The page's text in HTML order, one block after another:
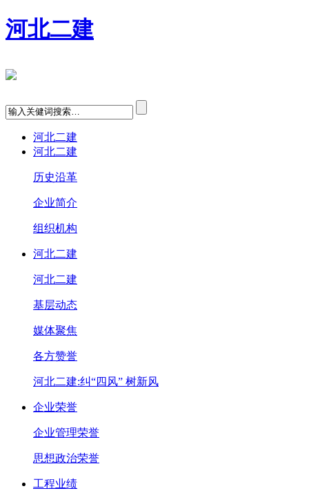
河北二建
河北二建
河北二建
历史沿革
企业简介
组织机构
河北二建
河北二建
基层动态
媒体聚焦
各方赞誉
河北二建:纠“四风” 树新风
企业荣誉
企业管理荣誉
思想政治荣誉
工程业绩